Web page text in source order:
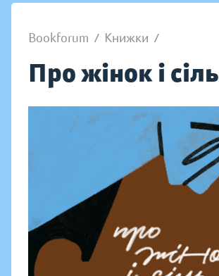
Bookforum / Книжки /
Про жінок і сіль